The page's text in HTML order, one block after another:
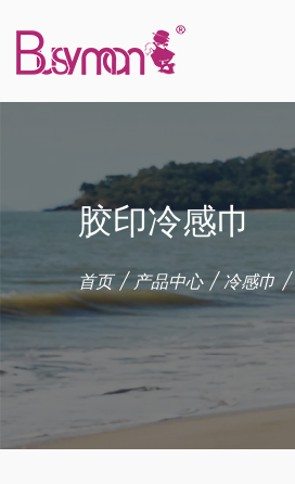
胶印冷感巾
首页/产品中心/冷感巾 /